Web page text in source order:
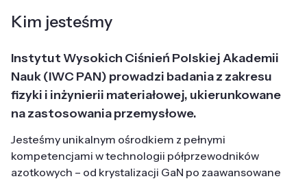
Kim jesteśmy
Instytut Wysokich Ciśnień Polskiej Akademii
Nauk (IWC PAN) prowadzi badania z zakresu
fizyki i inżynierii materiałowej, ukierunkowane
na zastosowania przemysłowe.
Jesteśmy unikalnym ośrodkiem z pełnymi
kompetencjami w technologii półprzewodników
azotkowych – od krystalizacji GaN po zaawansowane